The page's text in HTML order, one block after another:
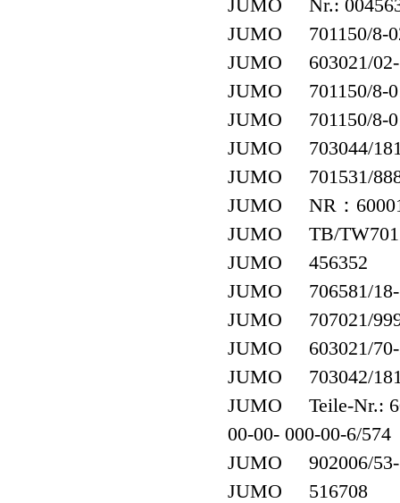
JUMO Nr.:
JUMO 701150/8-
JUMO 603021/02-
JUMO 701150/8-
JUMO 701150/8-
JUMO 703044/
JUMO 701531/
JUMO NR：
JUMO TB/
JUMO 456352
JUMO 706581/18-
JUMO 707021/
JUMO 603021/70-
JUMO 703042/
JUMO Teile-Nr.:
00-00- 000-00-6/574
JUMO 902006/53-
JUMO 516708